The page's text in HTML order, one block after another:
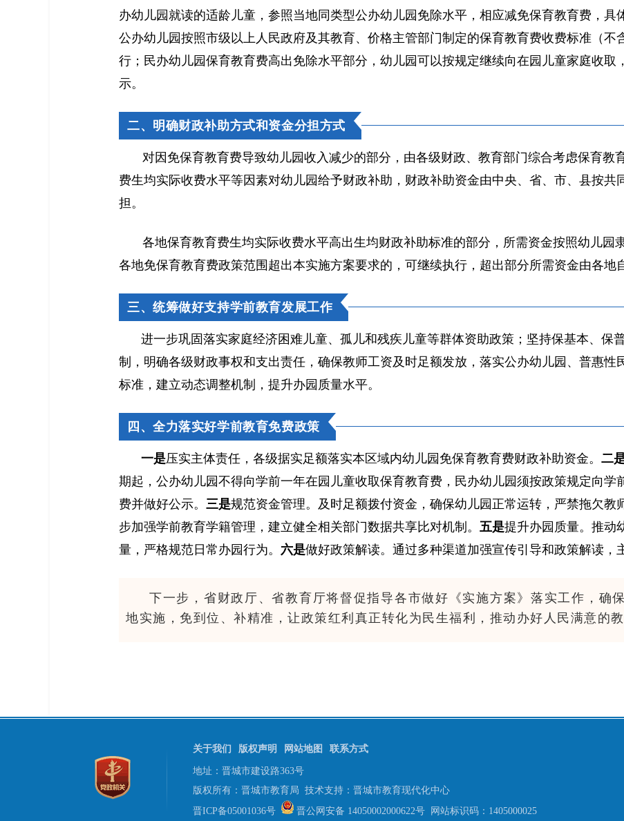
办幼儿园就读的适龄儿童，参照当地同类型公办幼儿园免除水平，相应减免保育教育费，具
公办幼儿园按照市级以上人民政府及其教育、价格主管部门制定的保育教育费收费标准（不
行；民办幼儿园保育教育费高出免除水平部分，幼儿园可以按规定继续向在园儿童家庭收取
示。
二、明确财政补助方式和资金分担方式
对因免保育教育费导致幼儿园收入减少的部分，由各级财政、教育部门综合考虑保育教
费生均实际收费水平等因素对幼儿园给予财政补助，财政补助资金由中央、省、市、县按共
担。
各地保育教育费生均实际收费水平高出生均财政补助标准的部分，所需资金按照幼儿园
各地免保育教育费政策范围超出本实施方案要求的，可继续执行，超出部分所需资金由各地
三、统筹做好支持学前教育发展工作
进一步巩固落实家庭经济困难儿童、孤儿和残疾儿童等群体资助政策；坚持保基本、保
制，明确各级财政事权和支出责任，确保教师工资及时足额发放，落实公办幼儿园、普惠性
标准，建立动态调整机制，提升办园质量水平。
四、全力落实好学前教育免费政策
一是压实主体责任，各级据实足额落实本区域内幼儿园免保育教育费财政补助资金。 二
期起，公办幼儿园不得向学前一年在园儿童收取保育教育费，民办幼儿园须按政策规定向学
费并做好公示。 三是规范资金管理。及时足额拨付资金，确保幼儿园正常运转，严禁拖欠教
步加强学前教育学籍管理，建立健全相关部门数据共享比对机制。 五是提升办园质量。推动
量，严格规范日常办园行为。 六是做好政策解读。通过多种渠道加强宣传引导和政策解读，
下一步，省财政厅、省教育厅将督促指导各市做好《实施方案》落实工作，确
地实施，免到位、补精准，让政策红利真正转化为民生福利，推动办好人民满意的教
关于我们 版权声明 网站地图 联系方式
地址：晋城市建设路363号
版权所有：晋城市教育局 技术支持：晋城市教育现代化中心
晋ICP备05001036号
晋公网安备 14050002000622号 网站标识码：1405000025